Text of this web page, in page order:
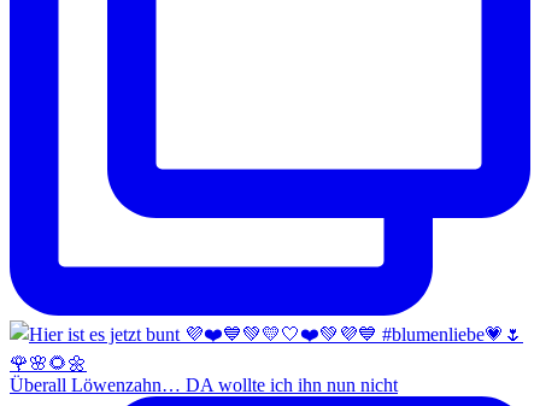
Überall Löwenzahn… DA wollte ich ihn nun nicht